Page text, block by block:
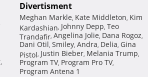
Divertisment
Meghan Markle, Kate Middleton, Kim
Kardashian, Johnny Depp, Teo
Trandafir, Angelina Jolie, Dana Rogoz,
Dani Otil, Smiley, Andra, Delia, Gina
Pistol, Justin Bieber, Melania Trump,
Program TV, Program Pro TV,
Program Antena 1